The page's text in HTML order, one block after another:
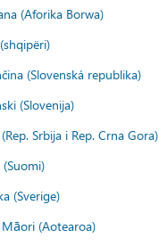
(Aforika Borwa)
(Slovenská republika)
(Slovenija)
Srbija i Rep. Crna Gora)
(Sverige)
Māori (Aotearoa)